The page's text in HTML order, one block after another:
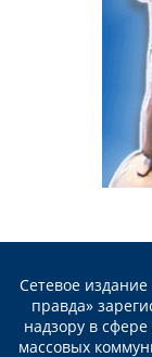
Сетевое
правда»
надзору в
массовых